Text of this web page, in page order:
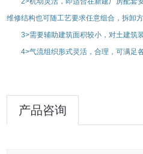
维修结构也可随工艺要求任意组合，拆卸方
3>需要辅助建筑面积较小，对土建筑
4>气流组织形式灵活，合理，可满足
产品咨询